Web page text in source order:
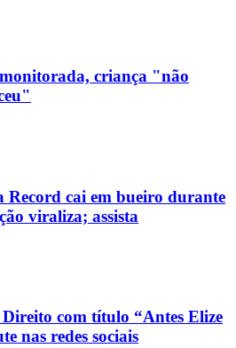
criança "não
cai em bueiro durante
viraliza; assista
com título “Antes Elize
nas redes sociais